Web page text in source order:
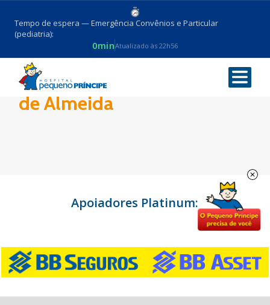
Tempo de espera — Emergência Convênios e Particular
(pediatria):
0minAtualizado às 22h56
Dr. Paulo Tadeu Rodrigues
de Almeida
Apoiadores Platinum: